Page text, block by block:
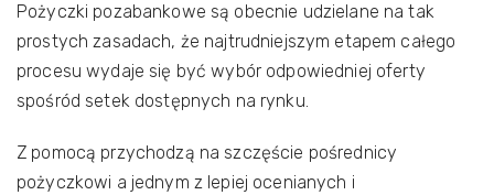
Pożyczki pozabankowe są obecnie udzielane na tak
prostych zasadach, że najtrudniejszym etapem całego
procesu wydaje się być wybór odpowiedniej oferty
spośród setek dostępnych na rynku.
Z pomocą przychodzą na szczęście pośrednicy
pożyczkowi a jednym z lepiej ocenianych i